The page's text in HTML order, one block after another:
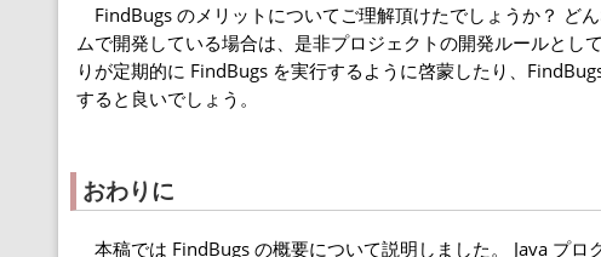
FindBugs のメリットについてご理解頂けたでしょうか？ ど
ムで開発している場合は、是非プロジェクトの開発ルールと
りが定期的に FindBugs を実行するように啓蒙したり、
すると良いでしょう。
おわりに
本稿では FindBugs の概要について説明しました。 Java プ